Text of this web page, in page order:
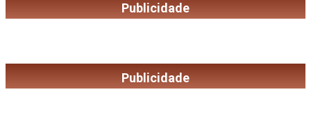
Publicidade
Publicidade